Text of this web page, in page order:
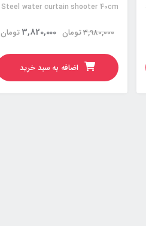
Steel water curtain shooter 40cm
تومان3,980,000 تومان3,820,000
اضافه به سبد خرید